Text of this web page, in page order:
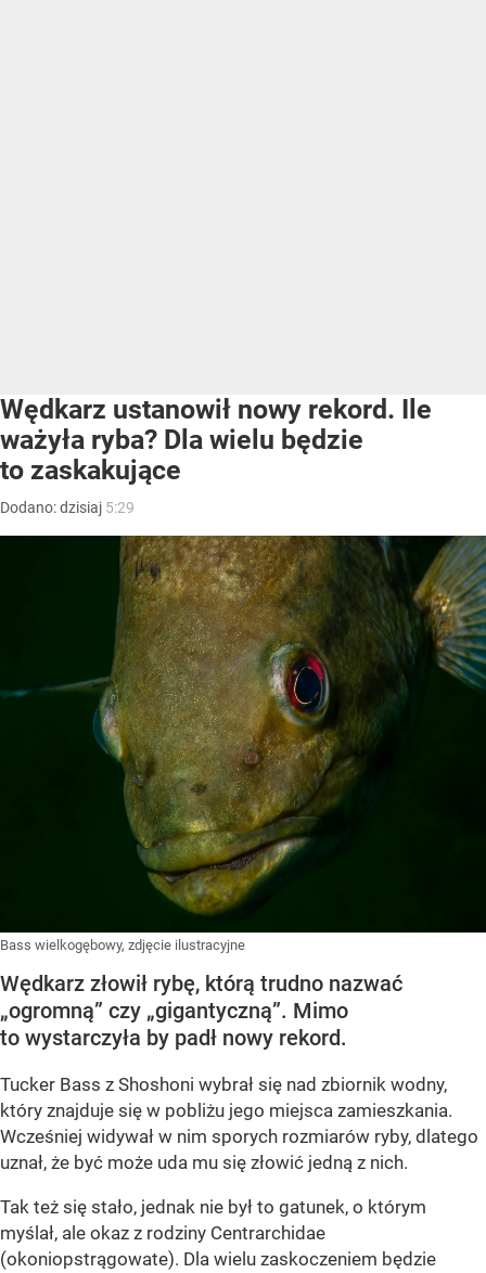
Wędkarz ustanowił nowy rekord. Ile
ważyła ryba? Dla wielu będzie
to zaskakujące
Dodano:dzisiaj 5:29
Bass wielkogębowy, zdjęcie ilustracyjne
Wędkarz złowił rybę, którą trudno nazwać
„ogromną” czy „gigantyczną”. Mimo
to wystarczyła by padł nowy rekord.
Tucker Bass z Shoshoni wybrał się nad zbiornik wodny,
który znajduje się w pobliżu jego miejsca zamieszkania.
Wcześniej widywał w nim sporych rozmiarów ryby, dlatego
uznał, że być może uda mu się złowić jedną z nich.
Tak też się stało, jednak nie był to gatunek, o którym
myślał, ale okaz z rodziny Centrarchidae
(okoniopstrągowate). Dla wielu zaskoczeniem będzie